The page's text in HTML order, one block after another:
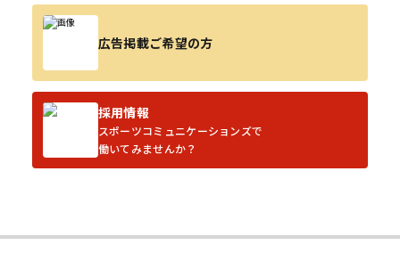
広告掲載ご希望の方
採用情報
スポーツコミュニケーションズで
働いてみませんか？